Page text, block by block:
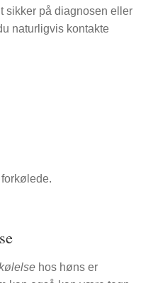
sikker på diagnosen eller
naturligvis kontakte
hos høns er